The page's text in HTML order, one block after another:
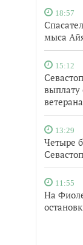
18:57
мыса
15:12
выплату
ветерана
13:29
Четыре
11:55
На